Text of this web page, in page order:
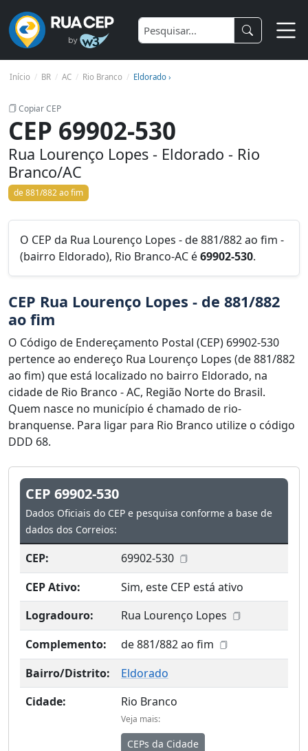
Início BR AC Rio Branco Eldorado ›
Copiar CEP
CEP 69902-530
Rua Lourenço Lopes - Eldorado - Rio
Branco/AC
de 881/882 ao fim
O CEP da Rua Lourenço Lopes - de 881/882 ao fim -
(bairro Eldorado), Rio Branco-AC é69902-530.
CEP Rua Lourenço Lopes - de 881/882
ao fim
O Código de Endereçamento Postal (CEP) 69902-530
pertence ao endereço Rua Lourenço Lopes (de 881/882
ao fim) que está localizado no bairro Eldorado, na
cidade de Rio Branco - AC, Região Norte do Brasil.
Quem nasce no município é chamado de rio-
branquense. Para ligar para Rio Branco utilize o código
DDD 68.
CEP 69902-530
Dados Oficiais do CEP e pesquisa conforme a base de
dados dos Correios:
CEP:
69902-530
CEP Ativo:
Sim, este CEP está ativo
Logradouro:
Rua Lourenço Lopes
Complemento:
de 881/882 ao fim
Bairro/Distrito:
Eldorado
Cidade:
Rio Branco
Veja mais:
CEPs da Cidade